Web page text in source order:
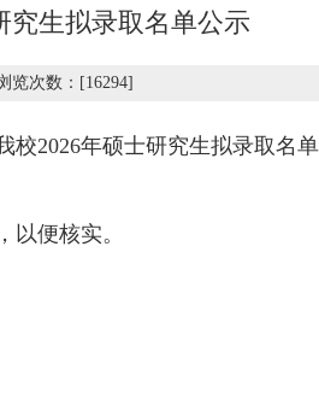
究生拟录取名单公示
览次数：[16294]
2026年硕士研究生拟录取名
便核实。